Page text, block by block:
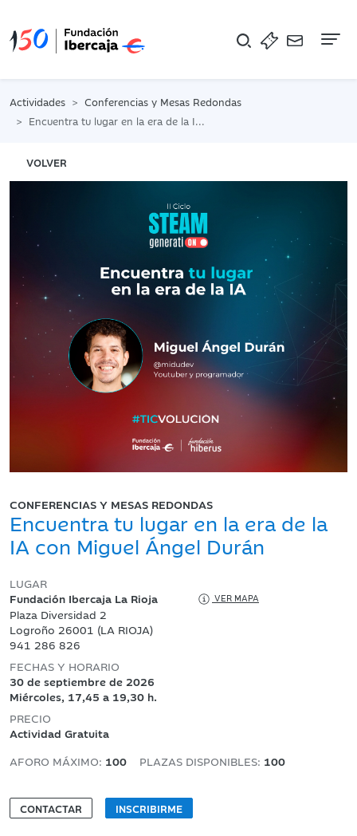
Actividades
Conferencias y Mesas Redondas
Encuentra tu lugar en la era de la IA con Miguel Ángel Durán
VOLVER
CONFERENCIAS Y MESAS REDONDAS
Encuentra tu lugar en la era de la
IA con Miguel Ángel Durán
LUGAR
Fundación Ibercaja La Rioja
VER MAPA
Plaza Diversidad 2
Logroño 26001 (LA RIOJA)
941 286 826
FECHAS Y HORARIO
30 de septiembre de 2026
Miércoles, 17,45 a 19,30 h.
PRECIO
Actividad Gratuita
AFORO MÁXIMO: 100 PLAZAS DISPONIBLES: 100
CONTACTAR INSCRIBIRME